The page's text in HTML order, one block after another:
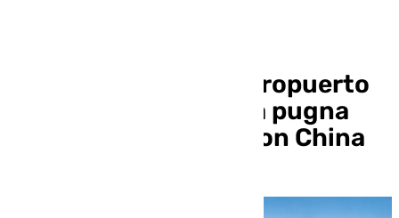
La «fortaleza» del Aeropuerto
de Málaga, clave en la pugna
por el vuelo directo con China